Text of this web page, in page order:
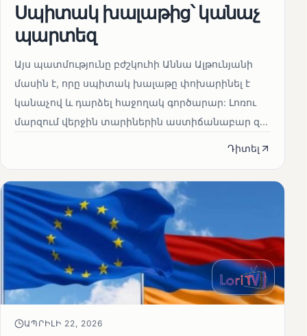
Սպիտակ խալաթից՝ կանաչ
պարտեզ
Այս պատմությունը բժշկուհի Աննա Ալթունյանի
մասին է, որը սպիտակ խալաթը փոխարինել է
կանաչով և դարձել հաջողակ գործարար: Լոռու
մարզում վերջին տարիներին աստիճանաբար զ...
Դիտել
ԱՊՐԻԼԻ 22, 2026